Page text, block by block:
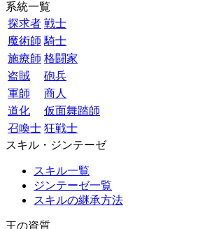
系統一覧
探求者 戦士
魔術師 騎士
施療師 格闘家
盗賊
砲兵
軍師
商人
道化
仮面舞踏師
召喚士 狂戦士
スキル・ジンテーゼ
スキル一覧
ジンテーゼ一覧
スキルの継承方法
王の資質